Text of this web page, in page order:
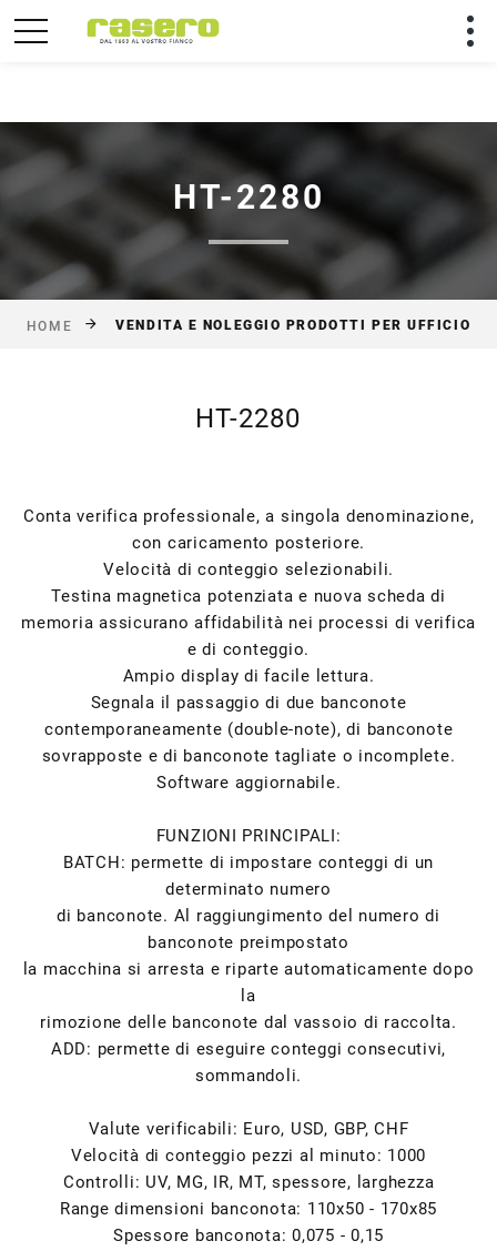
Utilizziamo solo cookies tecnici per rendere migliore la
tua permanenza sul sito.
HT-2280
HOME VENDITA E NOLEGGIO PRODOTTI PER UFFICIO
HT-2280
Conta verifica professionale, a singola denominazione,
con caricamento posteriore.
Velocità di conteggio selezionabili.
Testina magnetica potenziata e nuova scheda di
memoria assicurano affidabilità nei processi di verifica
e di conteggio.
Ampio display di facile lettura.
Segnala il passaggio di due banconote
contemporaneamente (double-note), di banconote
sovrapposte e di banconote tagliate o incomplete.
Software aggiornabile.
FUNZIONI PRINCIPALI:
BATCH: permette di impostare conteggi di un
determinato numero
di banconote. Al raggiungimento del numero di
banconote preimpostato
la macchina si arresta e riparte automaticamente dopo
la
rimozione delle banconote dal vassoio di raccolta.
ADD: permette di eseguire conteggi consecutivi,
sommandoli.
Valute verificabili: Euro, USD, GBP, CHF
Velocità di conteggio pezzi al minuto: 1000
Controlli: UV, MG, IR, MT, spessore, larghezza
Range dimensioni banconota: 110x50 - 170x85
Spessore banconota: 0,075 - 0,15